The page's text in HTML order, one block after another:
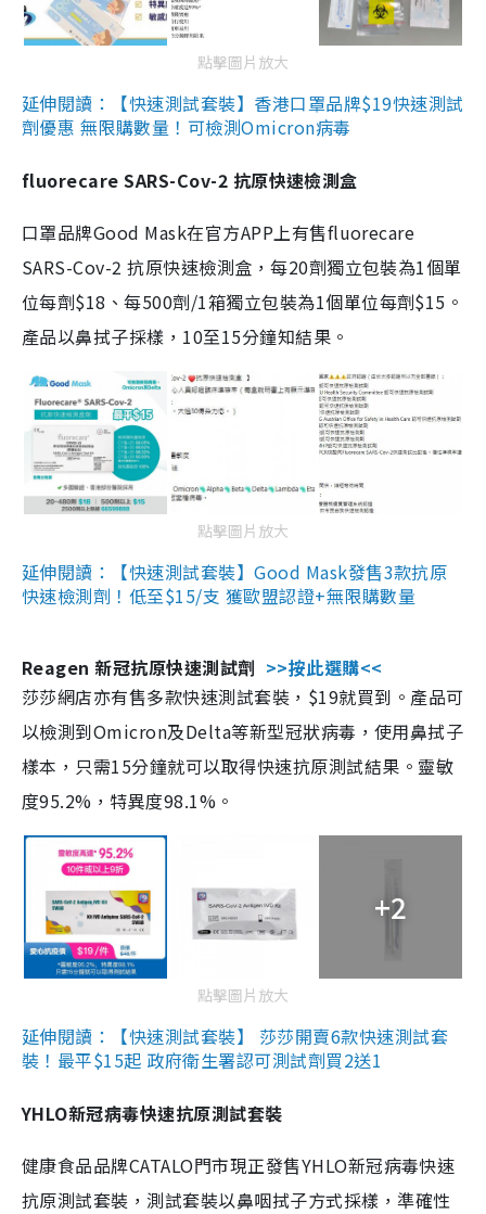
點擊圖片放大
延伸閱讀：【快速測試套裝】香港口罩品牌$19快速測試
劑優惠 無限購數量！可檢測Omicron病毒
fluorecare SARS-Cov-2 抗原快速檢測盒
口罩品牌Good Mask在官方APP上有售fluorecare
SARS-Cov-2 抗原快速檢測盒，每20劑獨立包裝為1個單
位每劑$18、每500劑/1箱獨立包裝為1個單位每劑$15。
產品以鼻拭子採樣，10至15分鐘知結果。
點擊圖片放大
延伸閱讀：【快速測試套裝】Good Mask發售3款抗原
快速檢測劑！低至$15/支 獲歐盟認證+無限購數量
Reagen 新冠抗原快速測試劑 >>按此選購<<
莎莎網店亦有售多款快速測試套裝，$19就買到。產品可
以檢測到Omicron及Delta等新型冠狀病毒，使用鼻拭子
樣本，只需15分鐘就可以取得快速抗原測試結果。靈敏
度95.2%，特異度98.1%。
+2
點擊圖片放大
延伸閱讀：【快速測試套裝】 莎莎開賣6款快速測試套
裝！最平$15起 政府衛生署認可測試劑買2送1
YHLO新冠病毒快速抗原測試套裝
健康食品品牌CATALO門市現正發售YHLO新冠病毒快速
抗原測試套裝，測試套裝以鼻咽拭子方式採樣，準確性